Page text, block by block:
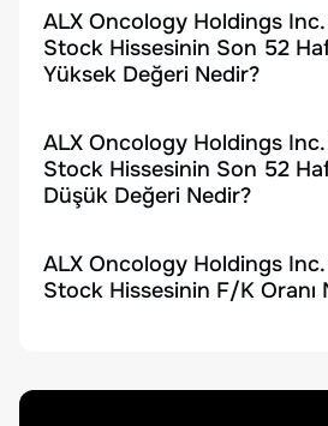
ALX Oncology Holdings
Stock Hissesinin Son 52
Yüksek Değeri Nedir?
ALX Oncology Holdings
Stock Hissesinin Son 52
Düşük Değeri Nedir?
ALX Oncology Holdings
Stock Hissesinin F/K Oranı